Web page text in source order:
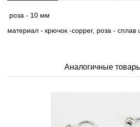
роза - 10 мм
материал - крючок -copper, роза - сплав
Аналогичные